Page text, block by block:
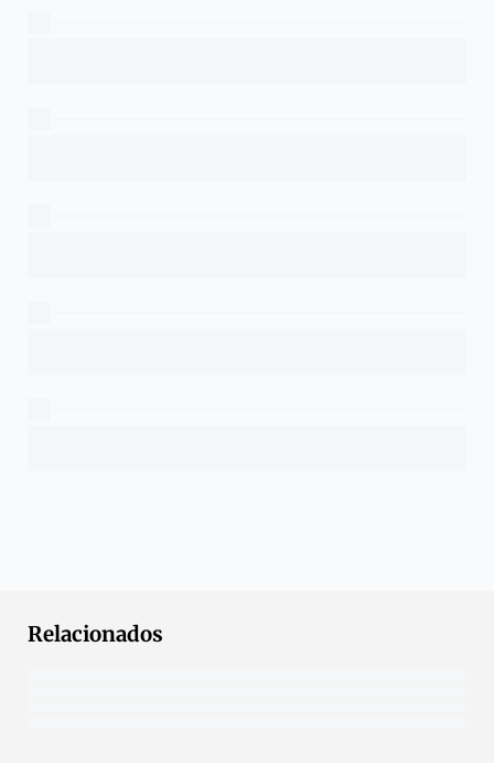
Relacionados